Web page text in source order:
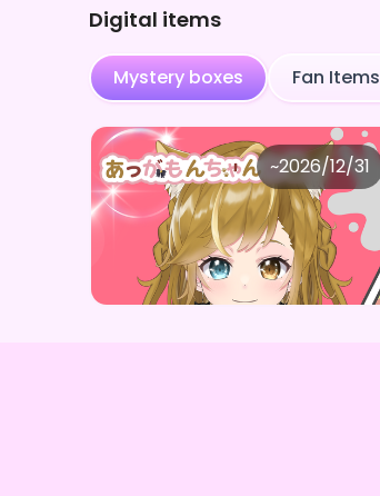
Digital items
Mystery boxes Fan Items
~2026/12/31
Irresistible clouding avenue
あっがもんちゃんねる もんちゃんデジタルグッズ(全5種)
1,000 Purchase Here